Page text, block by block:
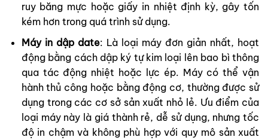
ruy băng mực hoặc giấy in nhiệt định kỳ, gây tốn
kém hơn trong quá trình sử dụng.
Máy in dập date: Là loại máy đơn giản nhất, hoạt
động bằng cách dập ký tự kim loại lên bao bì thông
qua tác động nhiệt hoặc lực ép. Máy có thể vận
hành thủ công hoặc bằng động cơ, thường được sử
dụng trong các cơ sở sản xuất nhỏ lẻ. Ưu điểm của
loại máy này là giá thành rẻ, dễ sử dụng, nhưng tốc
độ in chậm và không phù hợp với quy mô sản xuất